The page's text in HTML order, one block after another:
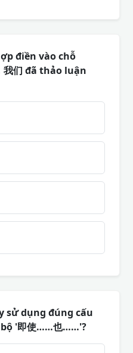
điền vào chỗ
我们 đã thảo luận
sử dụng đúng cấu
'即使……也……'?